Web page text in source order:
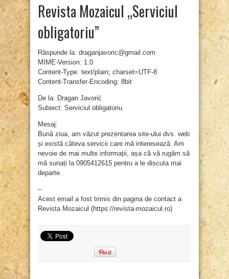
Revista Mozaicul „Serviciul
obligatoriu”
Răspunde la: draganjavoric@gmail.com
MIME-Version: 1.0
Content-Type: text/plain; charset=UTF-8
Content-Transfer-Encoding: 8bit
De la: Dragan Javorić
Subiect: Serviciul obligatoriu
Mesaj:
Bună ziua, am văzut prezentarea site-ului dvs. web
și există câteva servicii care mă interesează. Am
nevoie de mai multe informații, așa că vă rugăm să
mă sunați la 0905412615 pentru a le discuta mai
departe.
–
Acest email a fost trimis din pagina de contact a
Revista Mozaicul (https://revista-mozaicul.ro)